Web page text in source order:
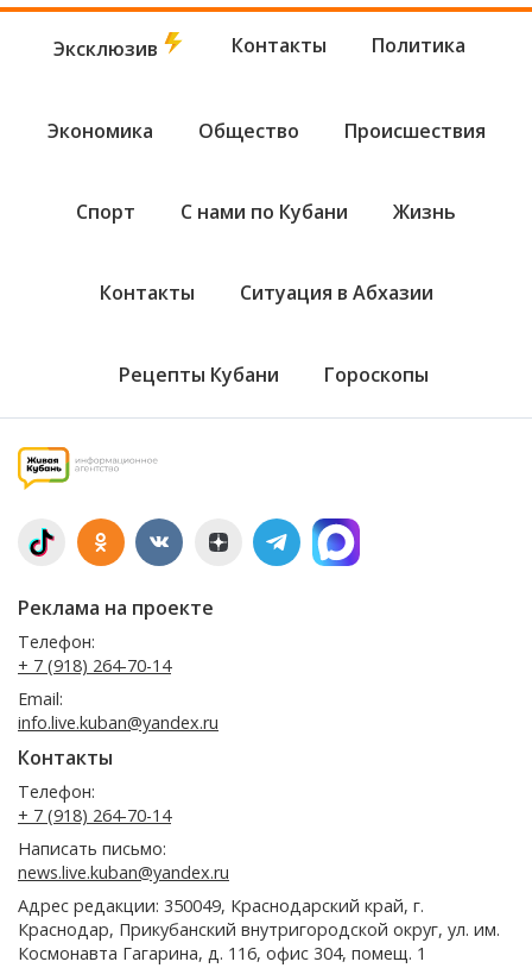
Эксклюзив Контакты Политика
Экономика Общество Происшествия
Спорт С нами по Кубани Жизнь
Контакты Ситуация в Абхазии
Рецепты Кубани Гороскопы
Реклама на проекте
Телефон:
+ 7 (918) 264-70-14
Email:
info.live.kuban@yandex.ru
Контакты
Телефон:
+ 7 (918) 264-70-14
Написать письмо:
news.live.kuban@yandex.ru
Адрес редакции: 350049, Краснодарский край, г.
Краснодар, Прикубанский внутригородской округ, ул. им.
Космонавта Гагарина, д. 116, офис 304, помещ. 1